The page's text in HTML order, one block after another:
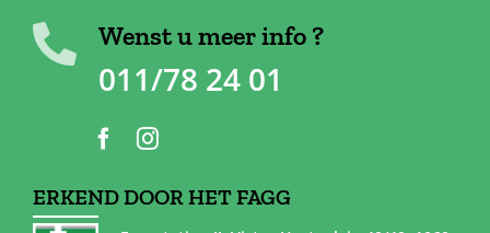
Wenst u meer info ?
011/78 24 01
ERKEND DOOR HET FAGG